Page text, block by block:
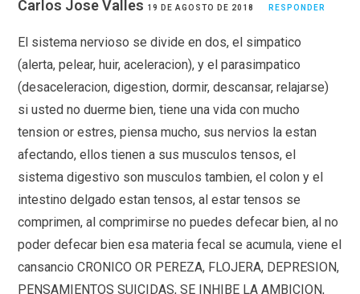
Carlos Jose Valles 19 DE AGOSTO DE 2018 RESPONDER
El sistema nervioso se divide en dos, el simpatico
(alerta, pelear, huir, aceleracion), y el parasimpatico
(desaceleracion, digestion, dormir, descansar, relajarse)
si usted no duerme bien, tiene una vida con mucho
tension or estres, piensa mucho, sus nervios la estan
afectando, ellos tienen a sus musculos tensos, el
sistema digestivo son musculos tambien, el colon y el
intestino delgado estan tensos, al estar tensos se
comprimen, al comprimirse no puedes defecar bien, al no
poder defecar bien esa materia fecal se acumula, viene el
cansancio CRONICO OR PEREZA, FLOJERA, DEPRESION,
PENSAMIENTOS SUICIDAS, SE INHIBE LA AMBICION,